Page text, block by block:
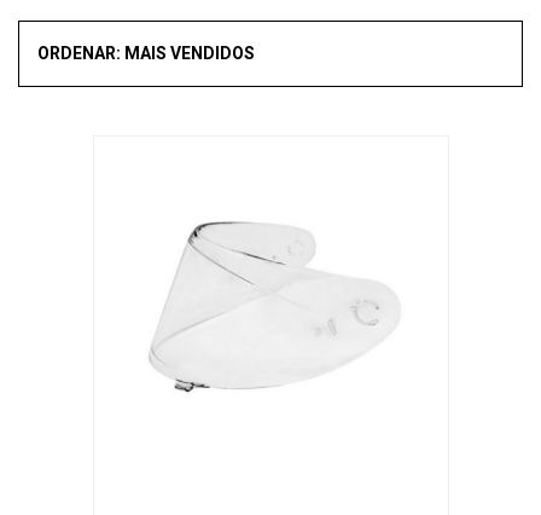
ORDENAR: MAIS VENDIDOS